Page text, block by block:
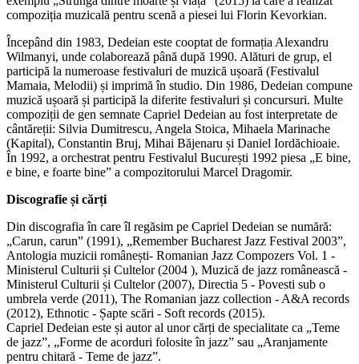
compoziția muzicală pentru scenă a piesei lui Florin Kevorkian.
Începând din 1983, Dedeian este cooptat de formația Alexandru
Wilmanyi, unde colaborează până după 1990. Alături de grup, el
participă la numeroase festivaluri de muzică ușoară (Festivalul
Mamaia, Melodii) și imprimă în studio. Din 1986, Dedeian compune
muzică ușoară și participă la diferite festivaluri și concursuri. Multe
compoziții de gen semnate Capriel Dedeian au fost interpretate de
cântăreții: Silvia Dumitrescu, Angela Stoica, Mihaela Marinache
(Kapital), Constantin Bruj, Mihai Băjenaru și Daniel Iordăchioaie.
În 1992, a orchestrat pentru Festivalul București 1992 piesa „E bine,
e bine, e foarte bine” a compozitorului Marcel Dragomir.
Discografie și cărți
Din discografia în care îl regăsim pe Capriel Dedeian se numără:
„Carun, carun” (1991), „Remember Bucharest Jazz Festival 2003”,
Antologia muzicii românești- Romanian Jazz Compozers Vol. 1 -
Ministerul Culturii și Cultelor (2004 ), Muzică de jazz românească -
Ministerul Culturii și Cultelor (2007), Directia 5 - Povesti sub o
umbrela verde (2011), The Romanian jazz collection - A&A records
(2012), Ethnotic - Șapte scări - Soft records (2015).
Capriel Dedeian este și autor al unor cărți de specialitate ca „Teme
de jazz”, „Forme de acorduri folosite în jazz” sau „Aranjamente
pentru chitară - Teme de jazz”.